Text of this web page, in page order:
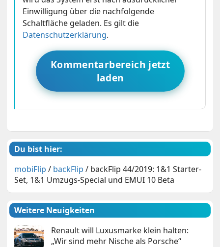
Einwilligung über die nachfolgende
Schaltfläche geladen. Es gilt die
Datenschutzerklärung.
Kommentarbereich jetzt
laden
Du bist hier:
mobiFlip / backFlip / backFlip 44/2019: 1&1 Starter-
Set, 1&1 Umzugs-Special und EMUI 10 Beta
Weitere Neuigkeiten
Renault will Luxusmarke klein halten:
„Wir sind mehr Nische als Porsche“